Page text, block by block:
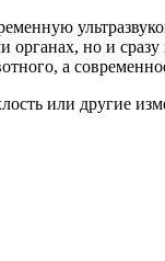
органах, но и
а
или другие